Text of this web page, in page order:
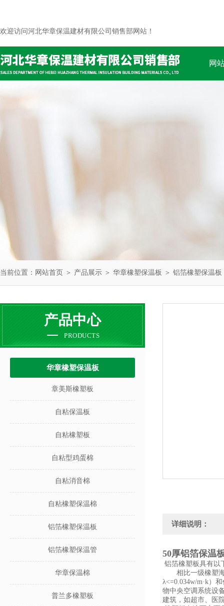
欢迎访问河北华章保温建材有限公司销售部网站！
网
当前位置： 网站首页 ＞ 产品展示 ＞ 华章橡塑保温板 ＞ 铝箔橡塑保温板
产品中心
PRODUCTS
华章橡塑保温板
章美斯橡塑板
自粘保温板
自粘橡塑板
自粘型鸡蛋棉
自粘消音棉
自粘橡塑保温棉
铝箔橡塑保温板
铝箔橡塑保温管
华章保温棉
普兰多橡塑板
详细说明：
50厚铝箔保温
铝箔橡塑板具有以
相比一级橡塑海
λ<=0.034w/m·k）
物中央空调系统设
建筑，如超市、医